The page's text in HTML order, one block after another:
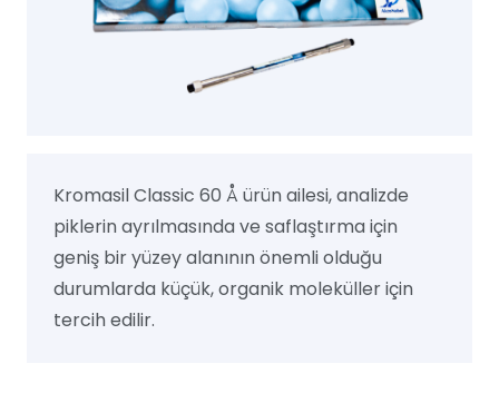
Kromasil Classic 60 Å ürün ailesi, analizde
piklerin ayrılmasında ve saflaştırma için
geniş bir yüzey alanının önemli olduğu
durumlarda küçük, organik moleküller için
tercih edilir.